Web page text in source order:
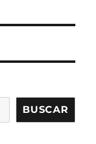
BUSCAR